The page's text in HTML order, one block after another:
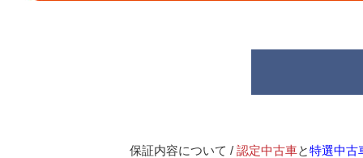
保証内容について / 認定中古車と特選中古